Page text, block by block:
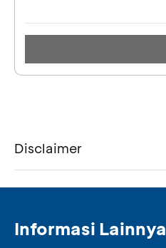
Disclaimer
Informasi Lainnya